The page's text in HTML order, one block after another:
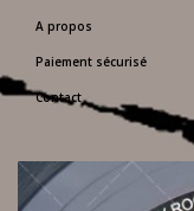
A propos
Paiement sécurisé
Contact